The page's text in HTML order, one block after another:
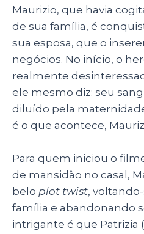
Maurizio, que havia
de sua família, é
sua esposa, que o
negócios. No início, o
realmente
ele mesmo diz: seu
diluído pela
é o que acontece,
Para quem iniciou o
de mansidão no casal,
belo plot twist,
família e abandonando
intrigante é que Patrizia